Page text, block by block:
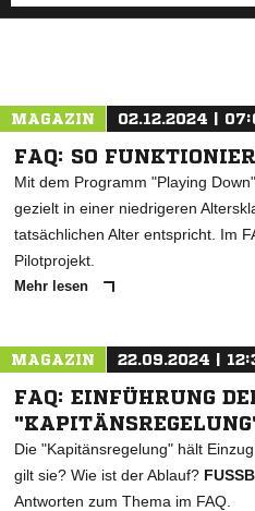
MAGAZIN 02.12.2024 |
FAQ: SO
Mit dem Programm "Playing
gezielt in einer niedrigeren
tatsächlichen Alter entspricht. Im
Pilotprojekt.
Mehr lesen
MAGAZIN 22.09.2024 |
FAQ: EINFÜHRUNG
Die "Kapitänsregelung" hält
gilt sie? Wie ist der Ablauf?
Antworten zum Thema im FAQ.